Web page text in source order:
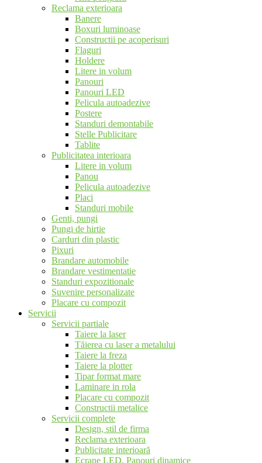
Reclama exterioara
Banere
Boxuri luminoase
Constructii pe acoperisuri
Flaguri
Holdere
Litere in volum
Panouri
Panouri LED
Pelicula autoadezive
Postere
Standuri demontabile
Stelle Publicitare
Tablite
Publicitatea interioara
Litere in volum
Panou
Pelicula autoadezive
Placi
Standuri mobile
Genti, pungi
Pungi de hirtie
Carduri din plastic
Pixuri
Brandare automobile
Brandare vestimentatie
Standuri expozitionale
Suvenire personalizate
Placare cu compozit
Servicii
Servicii partiale
Taiere la laser
Tăierea cu laser a metalului
Taiere la freza
Taiere la plotter
Tipar format mare
Laminare in rola
Placare cu compozit
Constructii metalice
Servicii complete
Design, stil de firma
Reclama exterioara
Publicitate interioară
Ecrane LED, Panouri dinamice